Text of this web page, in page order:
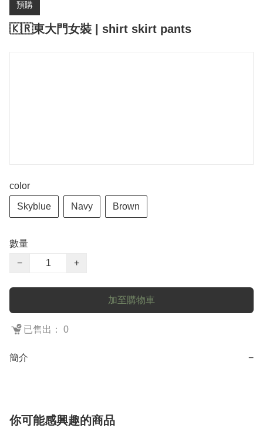
預購
🇰🇷東大門女裝 | shirt skirt pants
color
Skyblue Navy Brown
數量
−
+
加至購物車
已售出： 0
簡介 −
你可能感興趣的商品